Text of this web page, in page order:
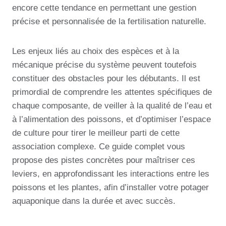
encore cette tendance en permettant une gestion
précise et personnalisée de la fertilisation naturelle.
Les enjeux liés au choix des espèces et à la
mécanique précise du système peuvent toutefois
constituer des obstacles pour les débutants. Il est
primordial de comprendre les attentes spécifiques de
chaque composante, de veiller à la qualité de l’eau et
à l’alimentation des poissons, et d’optimiser l’espace
de culture pour tirer le meilleur parti de cette
association complexe. Ce guide complet vous
propose des pistes concrètes pour maîtriser ces
leviers, en approfondissant les interactions entre les
poissons et les plantes, afin d’installer votre potager
aquaponique dans la durée et avec succès.